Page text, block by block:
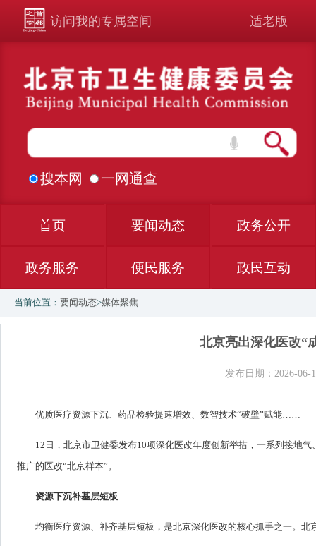
访问我的专属空间 适老版
搜本网 一网通查
首页 要闻动态 政务公开
政务服务 便民服务 政民互动
当前位置： 要闻动态>媒体聚焦
北京亮出深化医改“
发布日期：2026-06-
优质医疗资源下沉、药品检验提速增效、数智技术“破壁”赋能……
12日，北京市卫健委发布10项深化医改年度创新举措，一系列接地
推广的医改“北京样本”。
资源下沉补基层短板
均衡医疗资源、补齐基层短板，是北京深化医改的核心抓手之一。